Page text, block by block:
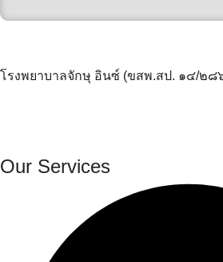
โรงพยาบาลจักษุ อินซ์ (ขสพ.สป. ๑๔/๒๘
Our Services